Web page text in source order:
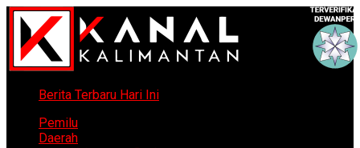
Berita Terbaru Hari Ini
Pemilu
Daerah